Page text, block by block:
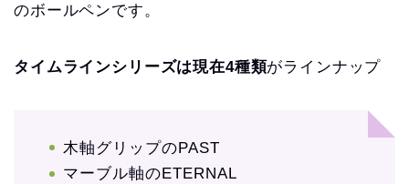
のボールペンです。
タイムラインシリーズは現在4種類がラインナップ
木軸グリップのPAST
マーブル軸のETERNAL